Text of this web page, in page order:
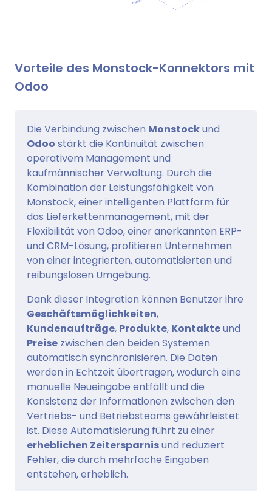
Vorteile des Monstock-Konnektors mit
Odoo
Die Verbindung zwischen Monstockund
Odoo stärkt die Kontinuität zwischen
operativem Management und
kaufmännischer Verwaltung. Durch die
Kombination der Leistungsfähigkeit von
Monstock, einer intelligenten Plattform für
das Lieferkettenmanagement, mit der
Flexibilität von Odoo, einer anerkannten ERP-
und CRM-Lösung, profitieren Unternehmen
von einer integrierten, automatisierten und
reibungslosen Umgebung.
Dank dieser Integration können Benutzer ihre
Geschäftsmöglichkeiten,
Kundenaufträge, Produkte, Kontakteund
Preise zwischen den beiden Systemen
automatisch synchronisieren. Die Daten
werden in Echtzeit übertragen, wodurch eine
manuelle Neueingabe entfällt und die
Konsistenz der Informationen zwischen den
Vertriebs- und Betriebsteams gewährleistet
ist. Diese Automatisierung führt zu einer
erheblichen Zeitersparnisund reduziert
Fehler, die durch mehrfache Eingaben
entstehen, erheblich.